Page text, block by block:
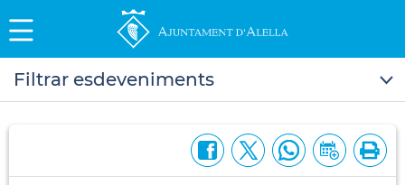
Filtrar esdeveniments